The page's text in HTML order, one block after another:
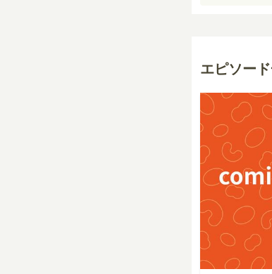
エピソー